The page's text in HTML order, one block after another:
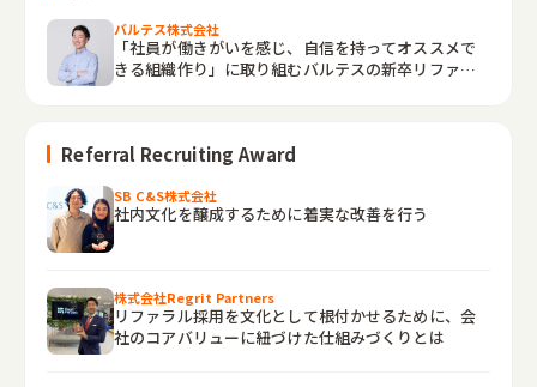
バルテス株式会社
「社員が働きがいを感じ、自信を持ってオススメで
きる組織作り」に取り組むバルテスの新卒リファラ
Referral Recruiting Award
SB C&S株式会社
社内文化を醸成するために着実な改善を行う
株式会社Regrit Partners
リファラル採用を文化として根付かせるために、会
社のコアバリューに紐づけた仕組みづくりとは